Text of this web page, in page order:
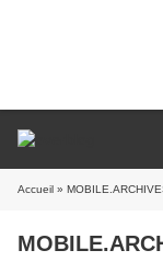
Accueil »